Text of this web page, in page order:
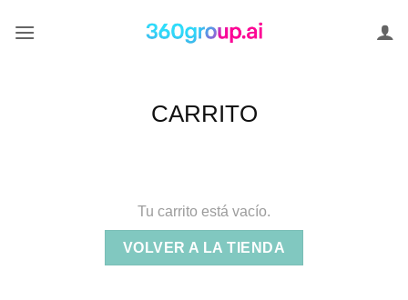
CARRITO
Tu carrito está vacío.
VOLVER A LA TIENDA